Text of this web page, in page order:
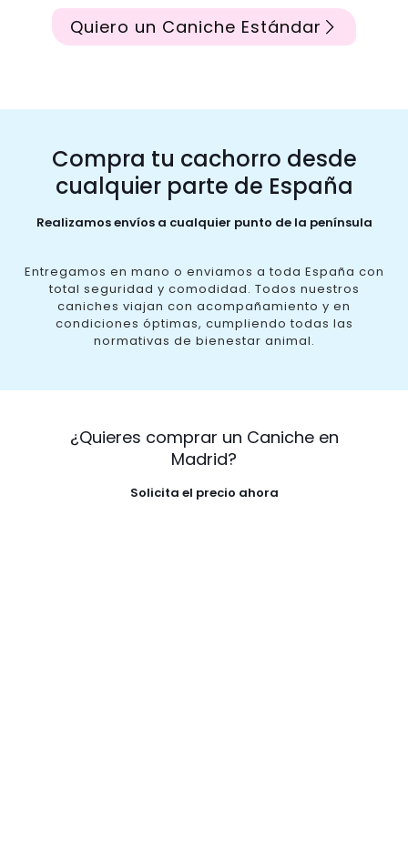
Quiero un Caniche Estándar
Compra tu cachorro desde
cualquier parte de España
Realizamos envíos a cualquier punto de la península
Entregamos en mano o enviamos a toda España con
total seguridad y comodidad. Todos nuestros
caniches viajan con acompañamiento y en
condiciones óptimas, cumpliendo todas las
normativas de bienestar animal.
¿Quieres comprar un Caniche en
Madrid?
Solicita el precio ahora